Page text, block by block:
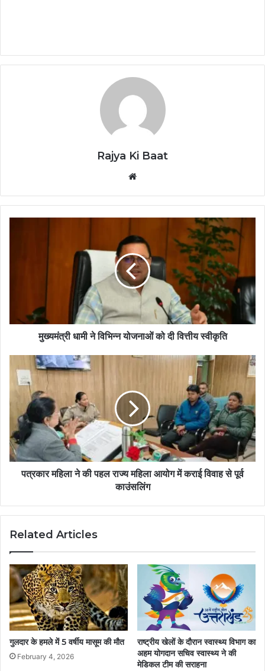
Rajya Ki Baat
मुख्यमंत्री धामी ने विभिन्न योजनाओं को दी वित्तीय स्वीकृति
पत्रकार महिला ने की पहल राज्य महिला आयोग में कराई विवाह से पूर्व
काउंसलिंग
Related Articles
गुलदार के हमले में 5 वर्षीय मासूम की मौत
February 4, 2026
राष्ट्रीय खेलों के दौरान स्वास्थ्य विभाग का
अहम योगदान सचिव स्वास्थ्य ने की
मेडिकल टीम की सराहना